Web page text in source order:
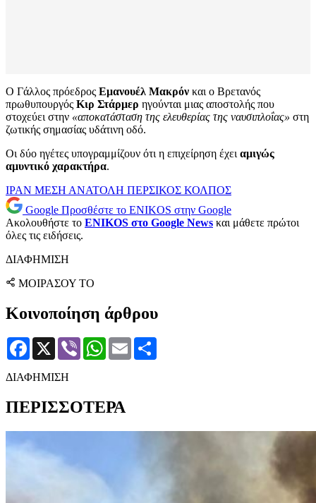
Ο Γάλλος πρόεδρος Εμανουέλ Μακρόν και ο Βρετανός
πρωθυπουργός Κιρ Στάρμερ ηγούνται μιας αποστολής που
στοχεύει στην «αποκατάσταση της ελευθερίας της ναυσιπλοΐας» στη
ζωτικής σημασίας υδάτινη οδό.
Οι δύο ηγέτες υπογραμμίζουν ότι η επιχείρηση έχει αμιγώς
αμυντικό χαρακτήρα.
ΙΡΑΝ ΜΕΣΗ ΑΝΑΤΟΛΗ ΠΕΡΣΙΚΟΣ ΚΟΛΠΟΣ
Google Προσθέστε το ENIKOS στην Google
Ακολουθήστε το ENIKOS στο Google News και μάθετε πρώτοι
όλες τις ειδήσεις.
ΔΙΑΦΗΜΙΣΗ
ΜΟΙΡΑΣΟΥ ΤΟ
Κοινοποίηση άρθρου
Facebook
X Viber WhatsApp
Email
ΔΙΑΦΗΜΙΣΗ
ΠΕΡΙΣΣΟΤΕΡΑ